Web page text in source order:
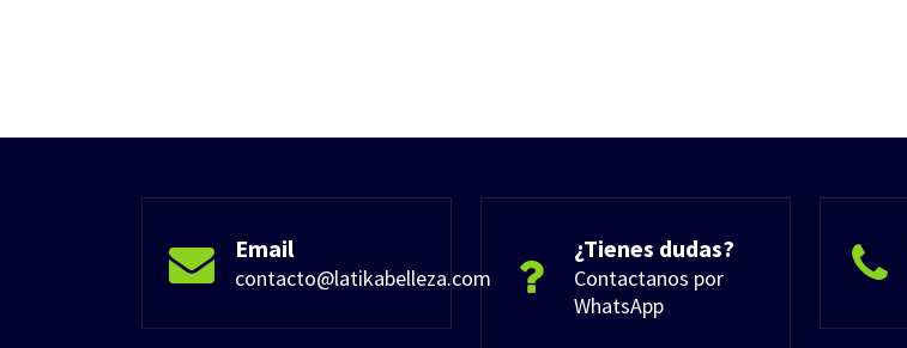
Email
contacto@latikabelleza.com
¿Tienes dudas?
Contactanos por
WhatsApp